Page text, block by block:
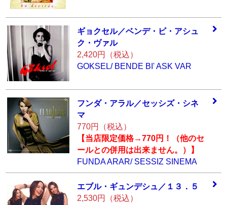
ギョクセル／ベンデ・ビ・アシュ
ク ・ヴァル
2,420円（税込）
GOKSEL/ BENDE BI' ASK VAR
フンダ・アラル／セッシズ・シネ
マ
770円（税込）
【当店限定価格→770円！（他のセ
ールとの併用は出来ません。）】
FUNDA ARAR/ SESSIZ SINEMA
エブル・ギュンデシュ／１３．５
2,530円（税込）